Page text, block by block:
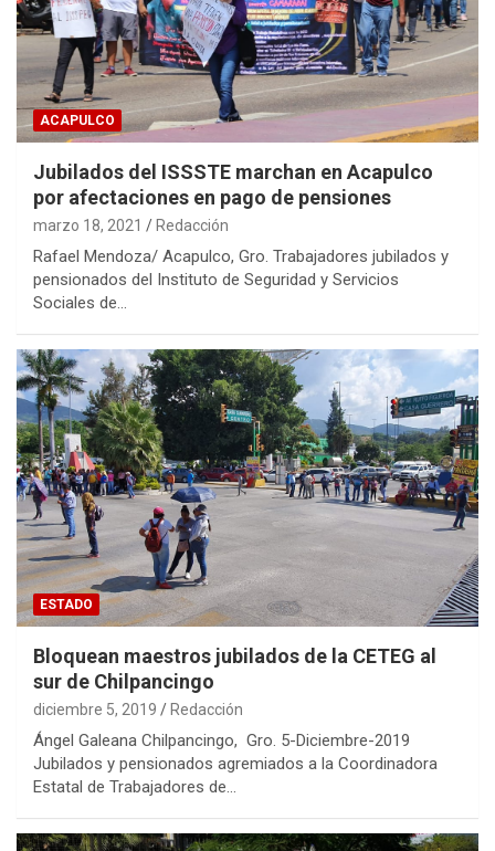
ACAPULCO
Jubilados del ISSSTE marchan en Acapulco
por afectaciones en pago de pensiones
marzo 18, 2021 Redacción
Rafael Mendoza/ Acapulco, Gro. Trabajadores jubilados y
pensionados del Instituto de Seguridad y Servicios
Sociales de…
ESTADO
Bloquean maestros jubilados de la CETEG al
sur de Chilpancingo
diciembre 5, 2019 Redacción
Ángel Galeana Chilpancingo, Gro. 5-Diciembre-2019
Jubilados y pensionados agremiados a la Coordinadora
Estatal de Trabajadores de…